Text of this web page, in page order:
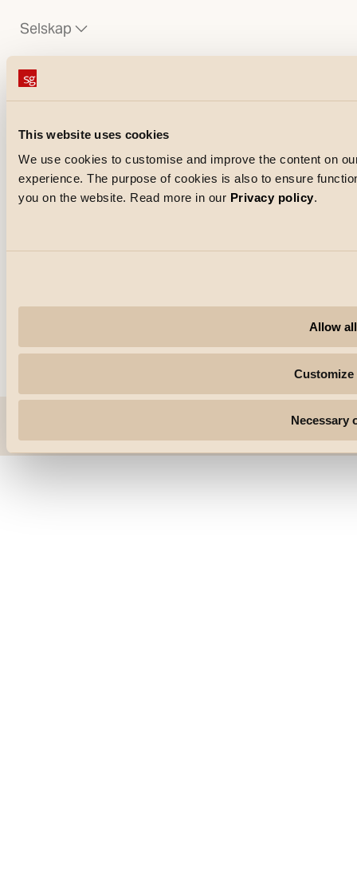
This website uses cookies
We use cookies to customise and improve the content on
experience. The purpose of cookies is also to ensure
you on the website. Read more in our Privacy policy.
Allow all
Customize
Necessary
Selskap
Høydepunkter
Følg med for mer
(Åpnes i ny fane)
(Åpnes i ny fane)
(Åpnes i ny fane)
SG Armaturen
SG Armaturen copyright | All rights reserved © 2017-2026 |